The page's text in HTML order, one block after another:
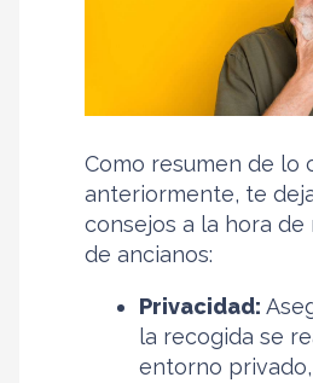
Como resumen de lo
anteriormente, te
consejos a la hora
de ancianos:
Privacidad:
la recogida se
entorno